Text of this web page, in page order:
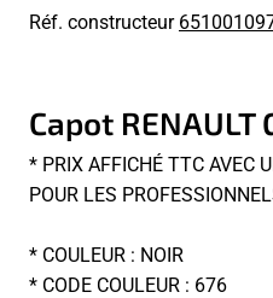
Réf. constructeur
Capot RENAULT
* PRIX AFFICHÉ TTC AVEC
POUR LES
* COULEUR : NOIR
* CODE COULEUR : 676